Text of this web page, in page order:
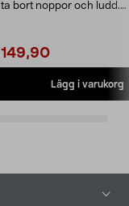
ta bort noppor och ludd.
149,90
Lägg i varukorg